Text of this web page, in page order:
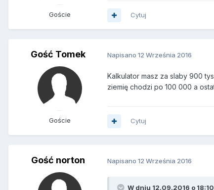
Goście Cytuj
Gość Tomek
Goście
Napisano 12 Września 2016
Kalkulator masz za slaby 900
ziemię chodzi po 100 000 a
Cytuj
Gość norton Napisano 12 Września 2016
W dniu 12.09.2016 o